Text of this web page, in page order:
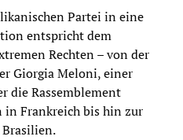
Partei in eine
entspricht dem
Rechten – von der
Giorgia Meloni, einer
die Rassemblement
in Frankreich bis hin zur